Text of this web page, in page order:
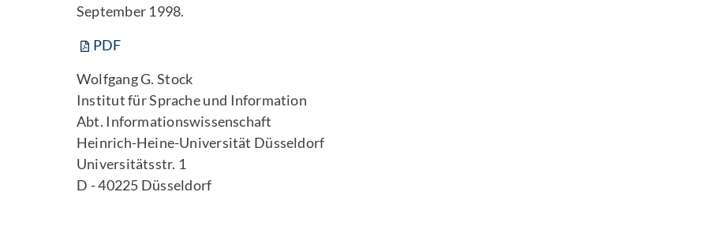
September 1998.
PDF
Wolfgang G. Stock
Institut für Sprache und Information
Abt. Informationswissenschaft
Heinrich-Heine-Universität Düsseldorf
Universitätsstr. 1
D - 40225 Düsseldorf